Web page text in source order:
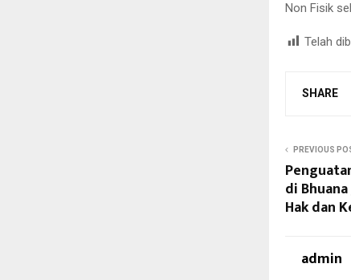
Non Fisik
Telah
SHARE
PREVIOUS
di
Hak dan
admin